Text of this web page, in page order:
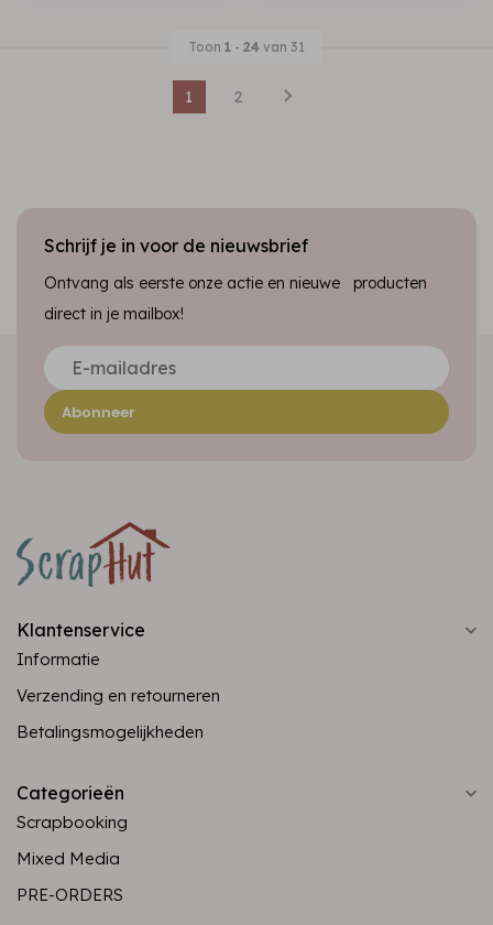
Toon 1 - 24 van 31
1 2
Schrijf je in voor de nieuwsbrief
Ontvang als eerste onze actie en nieuwe producten
direct in je mailbox!
Abonneer
Klantenservice
Informatie
Verzending en retourneren
Betalingsmogelijkheden
Categorieën
Scrapbooking
Mixed Media
PRE-ORDERS